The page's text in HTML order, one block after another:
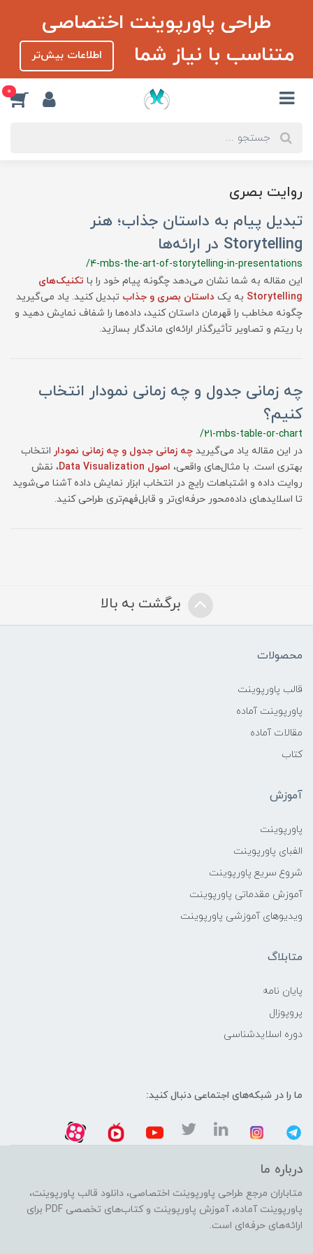
طراحی پاورپوینت اختصاصی
متناسب با نیاز شما
اطلاعات بیش‌تر
0
روایت بصری
تبدیل پیام به داستان جذاب؛ هنر
Storytelling در ارائه‌ها
/4-mbs-the-art-of-storytelling-in-presentations
این مقاله به شما نشان می‌دهد چگونه پیام خود را با تکنیک‌های
Storytelling به یک داستان بصری و جذاب تبدیل کنید. یاد می‌گیرید
چگونه مخاطب را قهرمان داستان کنید، داده‌ها را شفاف نمایش دهید و
با ریتم و تصاویر تأثیرگذار ارائه‌ای ماندگار بسازید.
چه زمانی جدول و چه زمانی نمودار انتخاب
کنیم؟
/21-mbs-table-or-chart
در این مقاله یاد می‌گیرید چه زمانی جدول و چه زمانی نمودار انتخاب
بهتری است. با مثال‌های واقعی، اصول Data Visualization
، نقش
روایت داده و اشتباهات رایج در انتخاب ابزار نمایش داده آشنا می‌شوید
تا اسلایدهای داده‌محور حرفه‌ای‌تر و قابل‌فهم‌تری طراحی کنید.
برگشت به بالا
محصولات
قالب پاورپوینت
پاورپوینت آماده
مقالات آماده
کتاب
آموزش
پاورپوینت
الفبای پاورپوینت
شروع سریع پاورپوینت
آموزش مقدماتی پاورپوینت
ویدیوهای آموزشی پاورپوینت
متابلاگ
پایان نامه
پروپوزال
دوره اسلایدشناسی
ما را در شبکه‌های اجتماعی دنبال کنید:
درباره ما
متاباران مرجع طراحی پاورپوینت اختصاصی، دانلود قالب پاورپوینت،
پاورپوینت آماده، آموزش پاورپوینت و کتاب‌های تخصصی PDF برای
ارائه‌های حرفه‌ای است.